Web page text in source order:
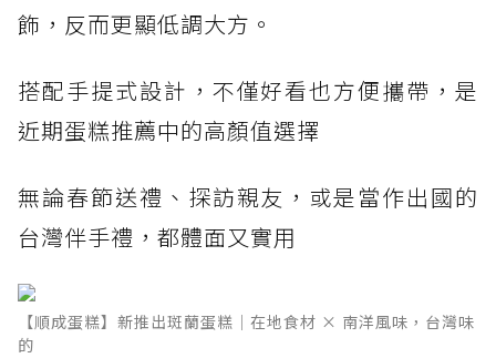
飾，反而更顯低調大方。
搭配手提式設計，不僅好看也方便攜帶，是
近期蛋糕推薦中的高顏值選擇
無論春節送禮、探訪親友，或是當作出國的
台灣伴手禮，都體面又實用
【順成蛋糕】新推出斑蘭蛋糕｜在地食材 × 南洋風味，台灣味
的